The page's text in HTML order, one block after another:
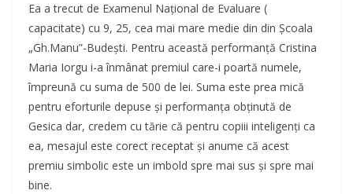
Ea a trecut de Examenul Național de Evaluare (
capacitate) cu 9, 25, cea mai mare medie din din Școala
„Gh.Manu”-Budești. Pentru această performanță Cristina
Maria Iorgu i-a înmânat premiul care-i poartă numele,
împreună cu suma de 500 de lei. Suma este prea mică
pentru eforturile depuse și performanța obținută de
Gesica dar, credem cu tărie că pentru copiii inteligenți ca
ea, mesajul este corect receptat și anume că acest
premiu simbolic este un imbold spre mai sus și spre mai
bine.